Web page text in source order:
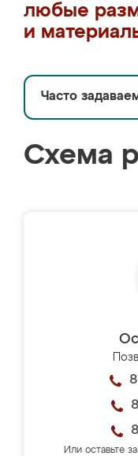
любые
и
Часто
Схема
Или оставьте